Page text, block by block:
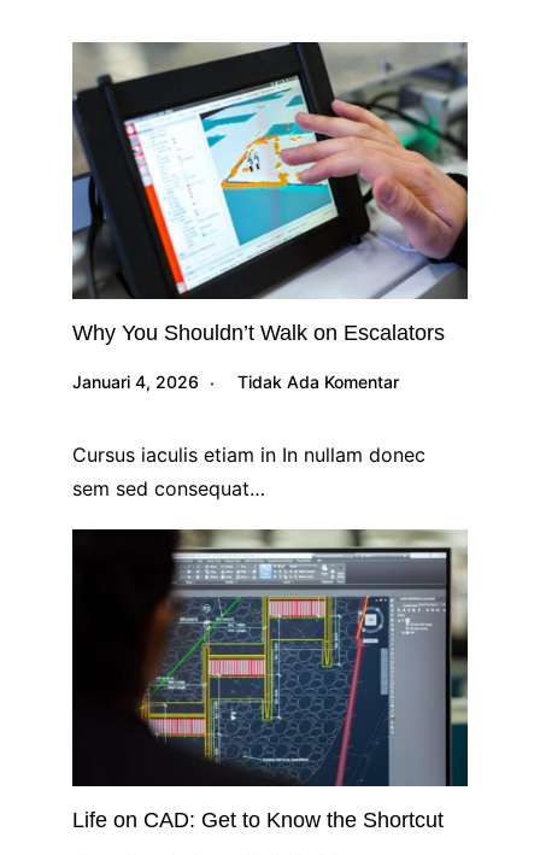
Why You Shouldn’t Walk on Escalators
Januari 4, 2026 Tidak Ada Komentar
Cursus iaculis etiam in In nullam donec
sem sed consequat…
Life on CAD: Get to Know the Shortcut